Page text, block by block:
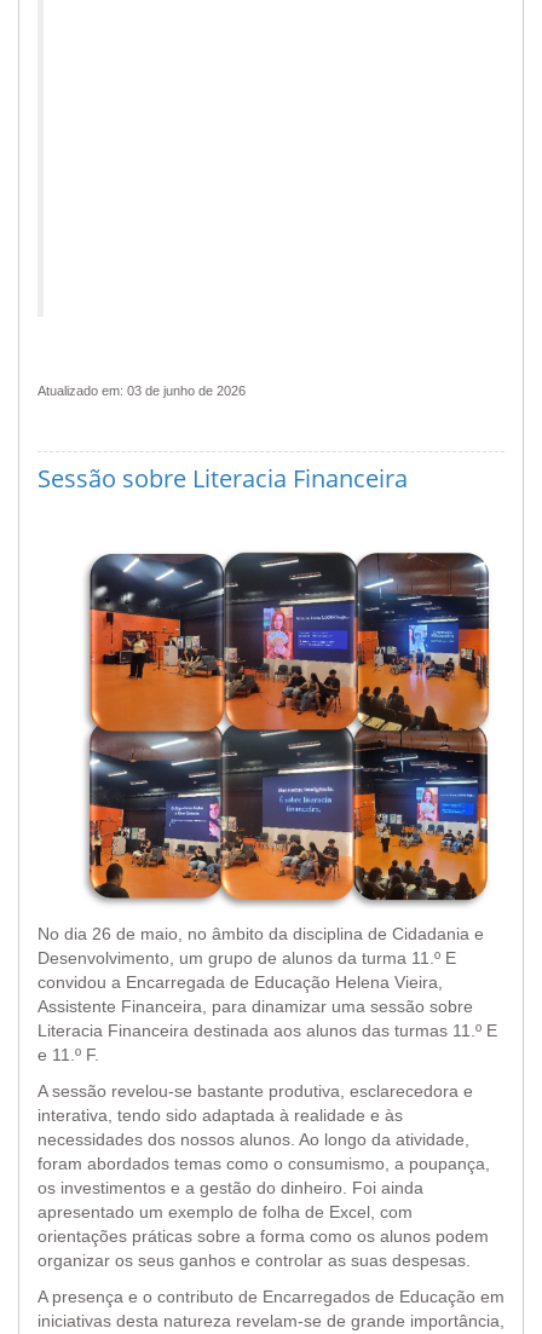
Atualizado em: 03 de junho de 2026
Sessão sobre Literacia Financeira
No dia 26 de maio, no âmbito da disciplina de Cidadania e
Desenvolvimento, um grupo de alunos da turma 11.º E
convidou a Encarregada de Educação Helena Vieira,
Assistente Financeira, para dinamizar uma sessão sobre
Literacia Financeira destinada aos alunos das turmas 11.º E
e 11.º F.
A sessão revelou-se bastante produtiva, esclarecedora e
interativa, tendo sido adaptada à realidade e às
necessidades dos nossos alunos. Ao longo da atividade,
foram abordados temas como o consumismo, a poupança,
os investimentos e a gestão do dinheiro. Foi ainda
apresentado um exemplo de folha de Excel, com
orientações práticas sobre a forma como os alunos podem
organizar os seus ganhos e controlar as suas despesas.
A presença e o contributo de Encarregados de Educação em
iniciativas desta natureza revelam-se de grande importância,